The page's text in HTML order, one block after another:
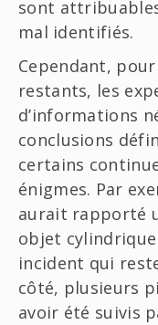
sont
mal identifiés.
Cependant,
restants, les
d’informations
conclusions
certains
énigmes. Par
aurait rapporté
objet cylindrique
incident qui
côté, plusieurs
avoir été suivis